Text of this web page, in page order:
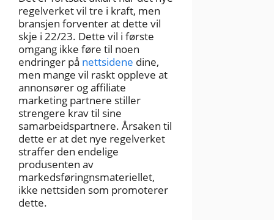
regelverket vil tre i kraft, men
bransjen forventer at dette vil
skje i 22/23. Dette vil i første
omgang ikke føre til noen
endringer på nettsidene dine,
men mange vil raskt oppleve at
annonsører og affiliate
marketing partnere stiller
strengere krav til sine
samarbeidspartnere. Årsaken til
dette er at det nye regelverket
straffer den endelige
produsenten av
markedsføringnsmateriellet,
ikke nettsiden som promoterer
dette.